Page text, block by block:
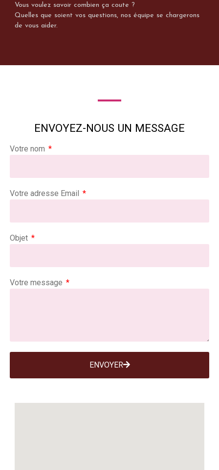
Vous voulez savoir combien ça coute ?
Quelles que soient vos questions, nos équipe se chargerons
de vous aider.
ENVOYEZ-NOUS UN MESSAGE
Votre nom
Votre adresse Email
Objet
Votre message
ENVOYER